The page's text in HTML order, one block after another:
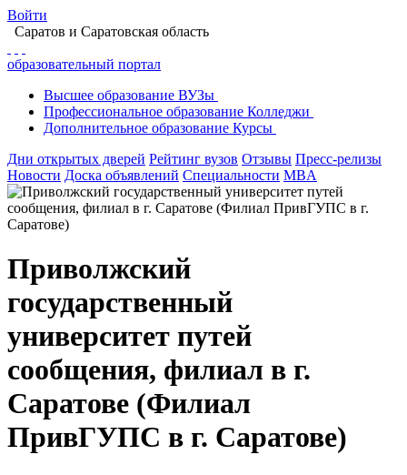
Войти
Саратов и Саратовская область
образовательный портал
Высшее образование ВУЗы
Профессиональное образование Колледжи
Дополнительное образование Курсы
Дни открытых дверей Рейтинг вузов Отзывы Пресс-релизы
Новости Доска объявлений Специальности MBA
Приволжский
государственный
университет путей
сообщения, филиал в г.
Саратове (Филиал
ПривГУПС в г. Саратове)